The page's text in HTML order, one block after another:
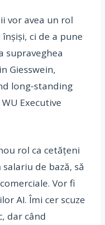
vor avea un rol
ci de a pune
supraveghea
Giesswein,
long-standing
Executive
rol ca cetățeni
de bază, să
Vor fi
AI. Îmi cer scuze
dar când